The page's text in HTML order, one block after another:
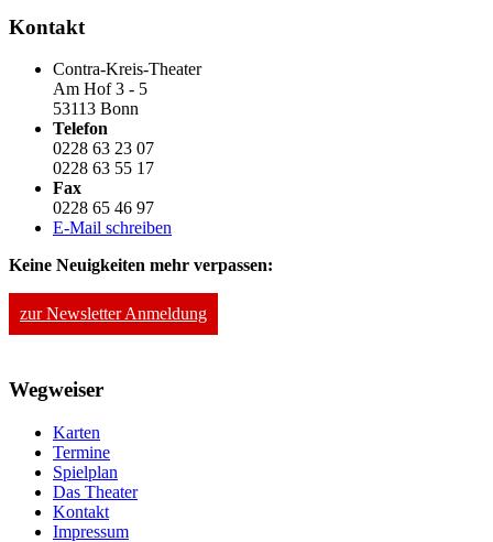
Kontakt
Contra-Kreis-Theater
Am Hof 3 - 5
53113 Bonn
Telefon
0228 63 23 07
0228 63 55 17
Fax
0228 65 46 97
E-Mail schreiben
Keine Neuigkeiten mehr verpassen:
zur Newsletter Anmeldung
Wegweiser
Karten
Termine
Spielplan
Das Theater
Kontakt
Impressum